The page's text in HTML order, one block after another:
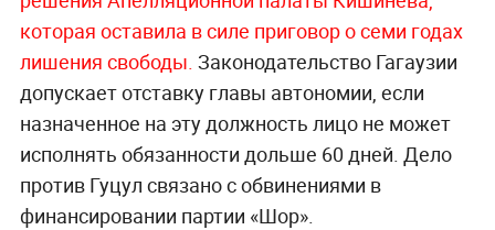
которая оставила в силе приговор о семи годах
лишения свободы. Законодательство Гагаузии
допускает отставку главы автономии, если
назначенное на эту должность лицо не может
исполнять обязанности дольше 60 дней. Дело
против Гуцул связано с обвинениями в
финансировании партии «Шор».